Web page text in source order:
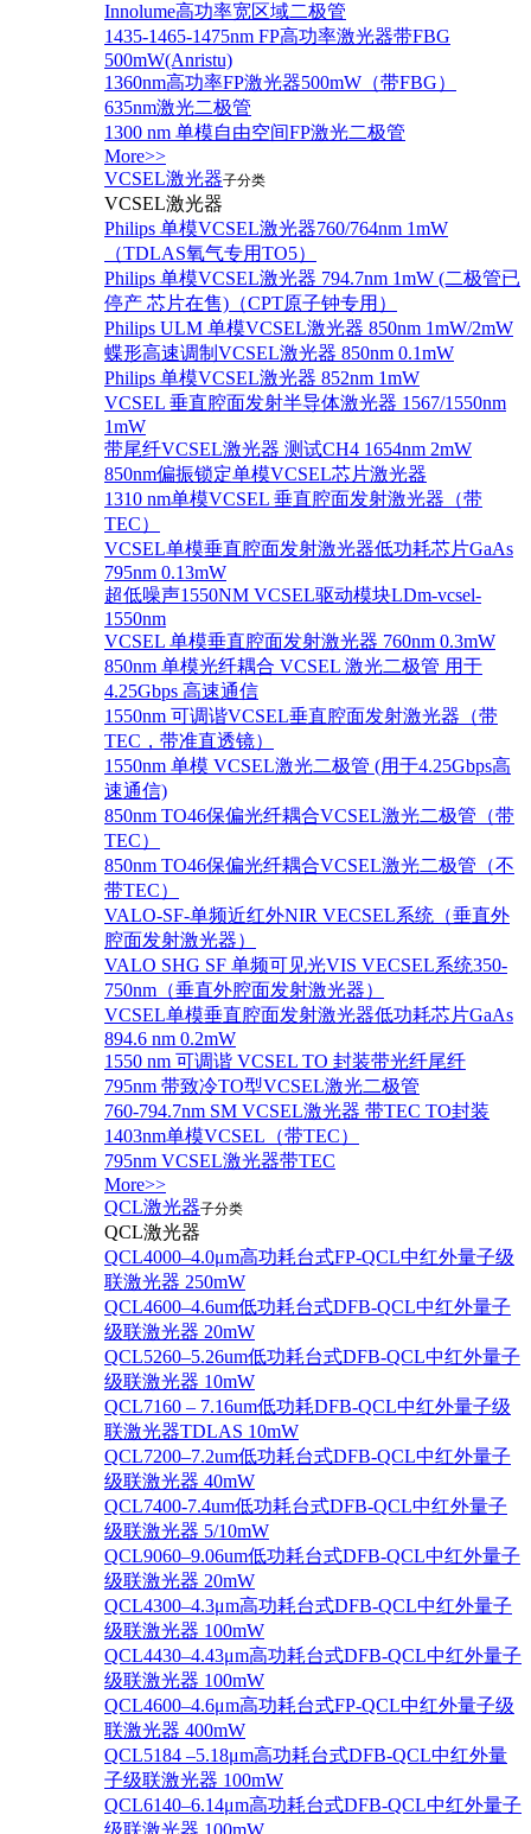
Innolume高功率宽区域二极管
1435-1465-1475nm FP高功率激光器带FBG
500mW(Anristu)
1360nm高功率FP激光器500mW（带FBG）
635nm激光二极管
1300 nm 单模自由空间FP激光二极管
More>>
VCSEL激光器子分类
VCSEL激光器
Philips 单模VCSEL激光器760/764nm 1mW
（TDLAS氧气专用TO5）
Philips 单模VCSEL激光器 794.7nm 1mW (二极管已
停产 芯片在售)（CPT原子钟专用）
Philips ULM 单模VCSEL激光器 850nm 1mW/2mW
蝶形高速调制VCSEL激光器 850nm 0.1mW
Philips 单模VCSEL激光器 852nm 1mW
VCSEL 垂直腔面发射半导体激光器 1567/1550nm
1mW
带尾纤VCSEL激光器 测试CH4 1654nm 2mW
850nm偏振锁定单模VCSEL芯片激光器
1310 nm单模VCSEL 垂直腔面发射激光器（带
TEC）
VCSEL单模垂直腔面发射激光器低功耗芯片GaAs
795nm 0.13mW
超低噪声1550NM VCSEL驱动模块LDm-vcsel-
1550nm
VCSEL 单模垂直腔面发射激光器 760nm 0.3mW
850nm 单模光纤耦合 VCSEL 激光二极管 用于
4.25Gbps 高速通信
1550nm 可调谐VCSEL垂直腔面发射激光器（带
TEC，带准直透镜）
1550nm 单模 VCSEL激光二极管 (用于4.25Gbps高
速通信)
850nm TO46保偏光纤耦合VCSEL激光二极管（带
TEC）
850nm TO46保偏光纤耦合VCSEL激光二极管（不
带TEC）
VALO-SF-单频近红外NIR VECSEL系统（垂直外
腔面发射激光器）
VALO SHG SF 单频可见光VIS VECSEL系统350-
750nm（垂直外腔面发射激光器）
VCSEL单模垂直腔面发射激光器低功耗芯片GaAs
894.6 nm 0.2mW
1550 nm 可调谐 VCSEL TO 封装带光纤尾纤
795nm 带致冷TO型VCSEL激光二极管
760-794.7nm SM VCSEL激光器 带TEC TO封装
1403nm单模VCSEL（带TEC）
795nm VCSEL激光器带TEC
More>>
QCL激光器子分类
QCL激光器
QCL4000–4.0μm高功耗台式FP-QCL中红外量子级
联激光器 250mW
QCL4600–4.6um低功耗台式DFB-QCL中红外量子
级联激光器 20mW
QCL5260–5.26um低功耗台式DFB-QCL中红外量子
级联激光器 10mW
QCL7160 – 7.16um低功耗DFB-QCL中红外量子级
联激光器TDLAS 10mW
QCL7200–7.2um低功耗台式DFB-QCL中红外量子
级联激光器 40mW
QCL7400-7.4um低功耗台式DFB-QCL中红外量子
级联激光器 5/10mW
QCL9060–9.06um低功耗台式DFB-QCL中红外量子
级联激光器 20mW
QCL4300–4.3μm高功耗台式DFB-QCL中红外量子
级联激光器 100mW
QCL4430–4.43μm高功耗台式DFB-QCL中红外量子
级联激光器 100mW
QCL4600–4.6μm高功耗台式FP-QCL中红外量子级
联激光器 400mW
QCL5184 –5.18μm高功耗台式DFB-QCL中红外量
子级联激光器 100mW
QCL6140–6.14μm高功耗台式DFB-QCL中红外量子
级联激光器 100mW